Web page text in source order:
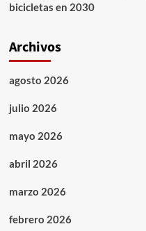
bicicletas en 2030
Archivos
agosto 2026
julio 2026
mayo 2026
abril 2026
marzo 2026
febrero 2026